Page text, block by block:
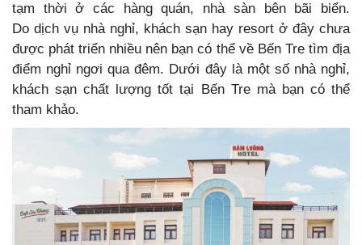
tạm thời ở các hàng quán, nhà sàn bên bãi biển.
Do dịch vụ nhà nghỉ, khách sạn hay resort ở đây chưa
được phát triển nhiều nên bạn có thể về Bến Tre tìm địa
điểm nghỉ ngơi qua đêm. Dưới đây là một số nhà nghỉ,
khách sạn chất lượng tốt tại Bến Tre mà bạn có thể
tham khảo.